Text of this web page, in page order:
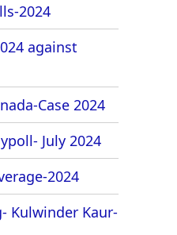
2024
against
Case 2024
July 2024
2024
Kulwinder Kaur-